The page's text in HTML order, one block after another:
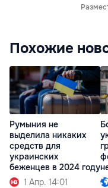
Похожие
Румыния не
выделила никаких
средств для
украинских
беженцев в 2024 году
1 Апр. 14:01